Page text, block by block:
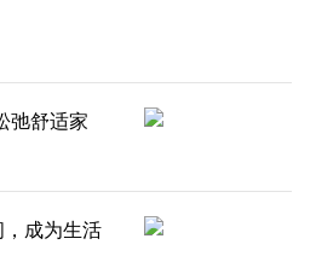
弛舒适家
成为生活